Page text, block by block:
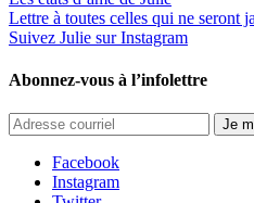
Lettre à toutes celles qui ne seront
Suivez Julie sur Instagram
Abonnez-vous à l’infolettre
Je
Facebook
Instagram